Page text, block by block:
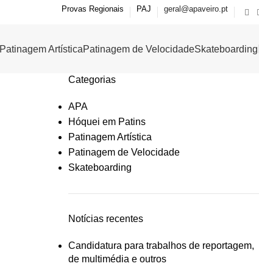
Provas Regionais PAJ geral@apaveiro.pt
Patinagem ArtísticaPatinagem de VelocidadeSkateboarding
Categorias
APA
Hóquei em Patins
Patinagem Artística
Patinagem de Velocidade
Skateboarding
Notícias recentes
Candidatura para trabalhos de reportagem,
de multimédia e outros